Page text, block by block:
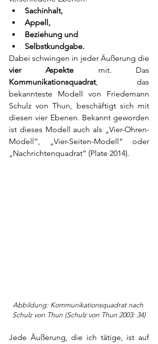
Sachinhalt,
Appell,
Beziehung und
Selbstkundgabe.
vier Aspekte
Kommunikationsquadrat, das
bekannteste Modell von Friedemann
Schulz von Thun, beschäftigt sich mit
diesen vier Ebenen. Bekannt geworden
ist dieses Modell auch als „Vier-Ohren-
Modell”, „Vier-Seiten-Modell“ oder
„Nachrichtenquadrat” (Plate 2014).
Abbildung: Kommunikationsquadrat nach
Schulz von Thun (Schulz von Thun 2003: 34)
Jede Äußerung, die ich tätige, ist auf